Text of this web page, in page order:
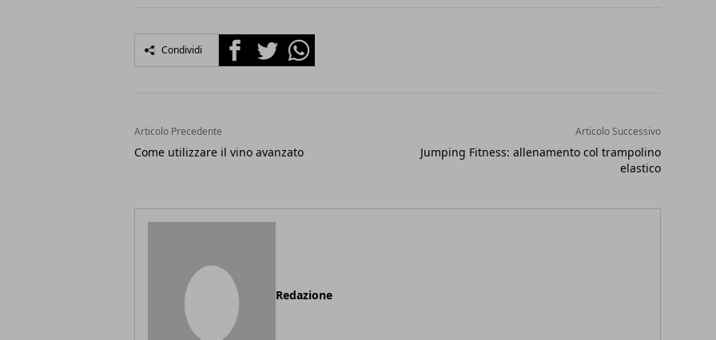
Condividi FacebookTwitterWhatsapp
Articolo Precedente
Come utilizzare il vino avanzato
Articolo Successivo
Jumping Fitness: allenamento col trampolino
elastico
Redazione